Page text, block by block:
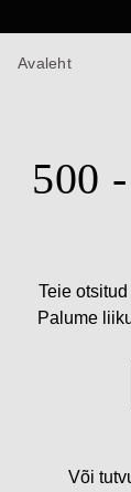
Avaleht
500
Teie
Palume
Või